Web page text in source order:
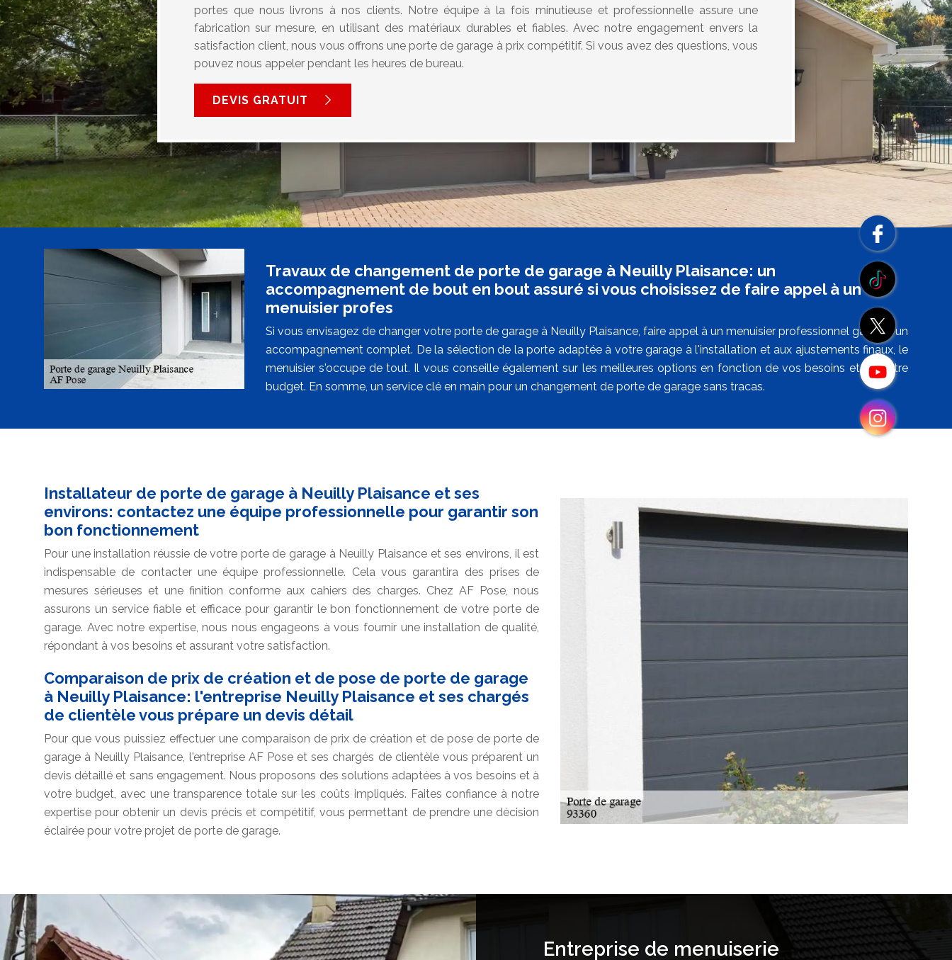
portes que nous livrons à nos clients. Notre équipe à la fois minutieuse et professionnelle assure une
fabrication sur mesure, en utilisant des matériaux durables et fiables. Avec notre engagement envers la
satisfaction client, nous vous offrons une porte de garage à prix compétitif. Si vous avez des questions, vous
pouvez nous appeler pendant les heures de bureau.
DEVIS GRATUIT
Travaux de changement de porte de garage à Neuilly Plaisance: un
accompagnement de bout en bout assuré si vous choisissez de faire appel à un
menuisier profes
Si vous envisagez de changer votre porte de garage à Neuilly Plaisance, faire appel à un menuisier professionnel garantit un
accompagnement complet. De la sélection de la porte adaptée à votre garage à l'installation et aux ajustements finaux, le
menuisier s'occupe de tout. Il vous conseille également sur les meilleures options en fonction de vos besoins et de votre
budget. En somme, un service clé en main pour un changement de porte de garage sans tracas.
Installateur de porte de garage à Neuilly Plaisance et ses
environs: contactez une équipe professionnelle pour garantir son
bon fonctionnement
Pour une installation réussie de votre porte de garage à Neuilly Plaisance et ses environs, il est
indispensable de contacter une équipe professionnelle. Cela vous garantira des prises de
mesures sérieuses et une finition conforme aux cahiers des charges. Chez AF Pose, nous
assurons un service fiable et efficace pour garantir le bon fonctionnement de votre porte de
garage. Avec notre expertise, nous nous engageons à vous fournir une installation de qualité,
répondant à vos besoins et assurant votre satisfaction.
Comparaison de prix de création et de pose de porte de garage
à Neuilly Plaisance: l'entreprise Neuilly Plaisance et ses chargés
de clientèle vous prépare un devis détail
Pour que vous puissiez effectuer une comparaison de prix de création et de pose de porte de
garage à Neuilly Plaisance, l'entreprise AF Pose et ses chargés de clientèle vous préparent un
devis détaillé et sans engagement. Nous proposons des solutions adaptées à vos besoins et à
votre budget, avec une transparence totale sur les coûts impliqués. Faites confiance à notre
expertise pour obtenir un devis précis et compétitif, vous permettant de prendre une décision
éclairée pour votre projet de porte de garage.
Entreprise de menuiserie